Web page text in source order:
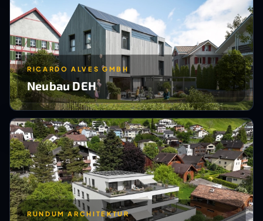
RICARDO ALVES GMBH
Neubau DEH
RUNDUM ARCHITEKTUR